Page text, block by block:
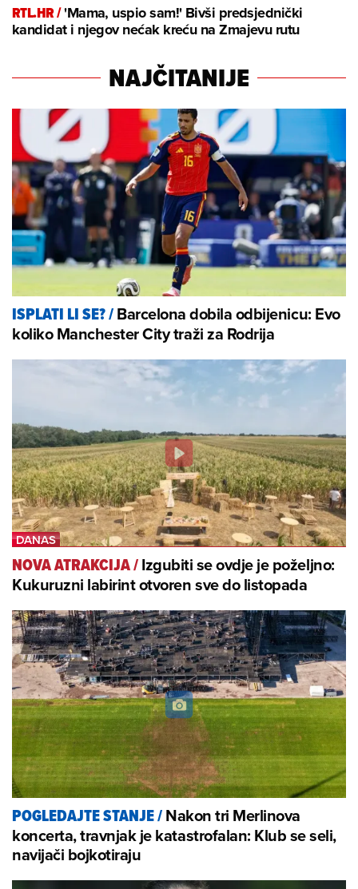
RTL.HR /'Mama, uspio sam!' Bivši predsjednički
kandidat i njegov nećak kreću na Zmajevu rutu
NAJČITANIJE
ISPLATI LI SE?/Barcelona dobila odbijenicu: Evo
koliko Manchester City traži za Rodrija
NOVA ATRAKCIJA/Izgubiti se ovdje je poželjno:
Kukuruzni labirint otvoren sve do listopada
POGLEDAJTE STANJE/Nakon tri Merlinova
koncerta, travnjak je katastrofalan: Klub se seli,
navijači bojkotiraju